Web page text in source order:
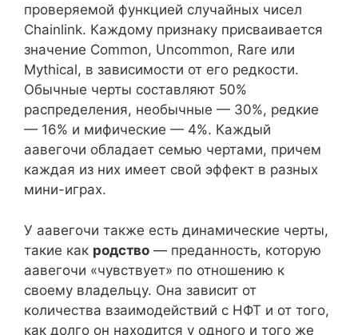
проверяемой функцией случайных чисел
Chainlink. Каждому признаку присваивается
значение Common, Uncommon, Rare или
Mythical, в зависимости от его редкости.
Обычные черты составляют 50%
распределения, необычные — 30%, редкие
— 16% и мифические — 4%. Каждый
аавегочи обладает семью чертами, причем
каждая из них имеет свой эффект в разных
мини-играх.
У аавегочи также есть динамические черты,
такие как родство — преданность, которую
аавегочи «чувствует» по отношению к
своему владельцу. Она зависит от
количества взаимодействий с НФТ и от того,
как долго он находится у одного и того же